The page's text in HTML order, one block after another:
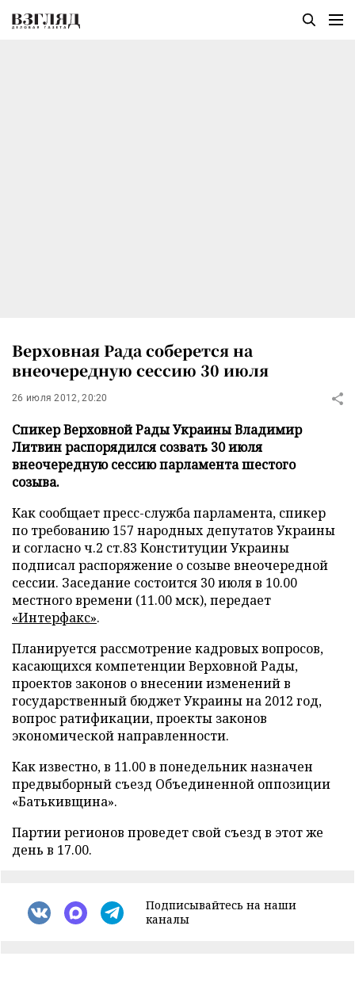
Верховная Рада соберется на
внеочередную сессию 30 июля
26 июля 2012, 20:20
Спикер Верховной Рады Украины Владимир
Литвин распорядился созвать 30 июля
внеочередную сессию парламента шестого
созыва.
Как сообщает пресс-служба парламента, спикер
по требованию 157 народных депутатов Украины
и согласно ч.2 ст.83 Конституции Украины
подписал распоряжение о созыве внеочередной
сессии. Заседание состоится 30 июля в 10.00
местного времени (11.00 мск), передает
«Интерфакс».
Планируется рассмотрение кадровых вопросов,
касающихся компетенции Верховной Рады,
проектов законов о внесении изменений в
государственный бюджет Украины на 2012 год,
вопрос ратификации, проекты законов
экономической направленности.
Как известно, в 11.00 в понедельник назначен
предвыборный съезд Объединенной оппозиции
«Батькивщина».
Партии регионов проведет свой съезд в этот же
день в 17.00.
Подписывайтесь на наши
каналы